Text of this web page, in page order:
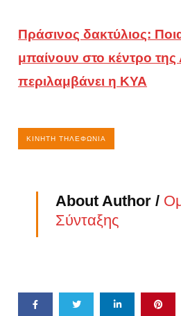
Πράσινος δακτύλιος:
μπαίνουν στο κέντρο της
περιλαμβάνει η ΚΥΑ
ΚΙΝΗΤΉ ΤΗΛΕΦΩΝΊΑ
About Author /
Σύνταξης